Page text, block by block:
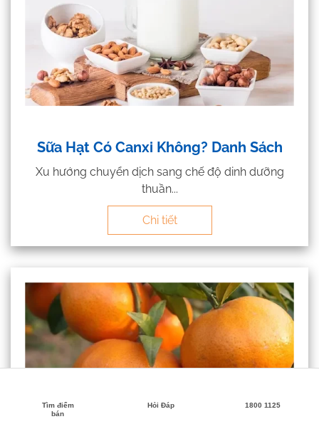
Sữa Hạt Có Canxi Không? Danh Sách
Xu hướng chuyển dịch sang chế độ dinh dưỡng
thuần...
Chi tiết
Tìm điểm
bán
Hỏi Đáp 1800 1125